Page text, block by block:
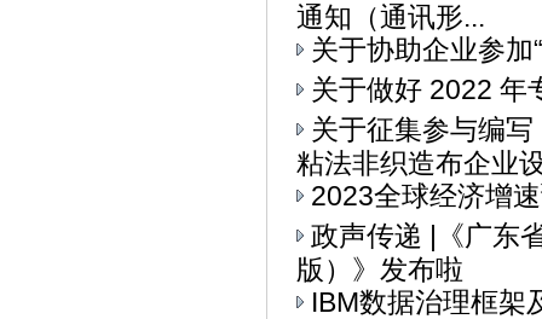
通知（通讯形...
关于协助企业参加
关于做好 2022 年
关于征集参与编
粘法非织造布企业
2023全球经济增
政声传递 |《广东
版）》发布啦
IBM数据治理框架